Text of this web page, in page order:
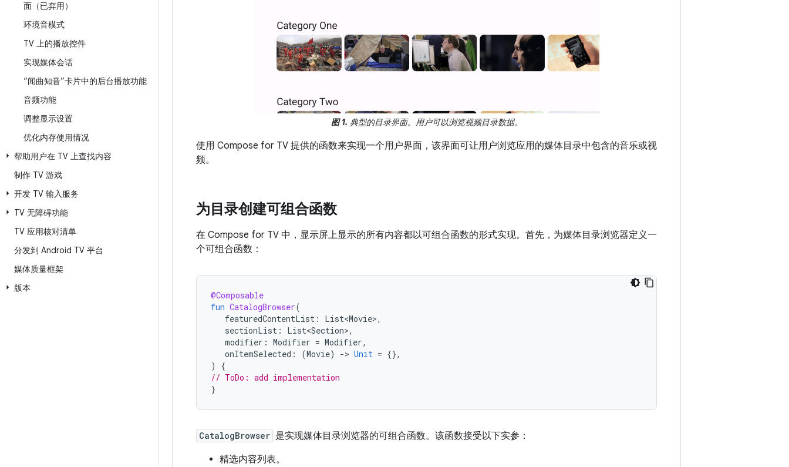
面（已弃用）
环境音模式
TV 上的播放控件
实现媒体会话
“闻曲知音”卡片中的后台播放功能
音频功能
调整显示设置
优化内存使用情况
帮助用户在 TV 上查找内容
制作 TV 游戏
开发 TV 输入服务
TV 无障碍功能
TV 应用核对清单
分发到 Android TV 平台
媒体质量框架
版本
图 1. 典型的目录界面。用户可以浏览视频目录数据。
使用 Compose for TV 提供的函数来实现一个用户界面，该界面可让用户浏览应用的媒体目录中包含的音乐或视
频。
为目录创建可组合函数
在 Compose for TV 中，显示屏上显示的所有内容都以可组合函数的形式实现。首先，为媒体目录浏览器定义一
个可组合函数：
@Composable
fun CatalogBrowser(
featuredContentList : List<Movie>,
sectionList : List<Section>,
modifier : Modifier = Modifier,
onItemSelected : (Movie) -> Unit = {},
)
{
// ToDo: add implementation
}
CatalogBrowser 是实现媒体目录浏览器的可组合函数。该函数接受以下实参：
精选内容列表。